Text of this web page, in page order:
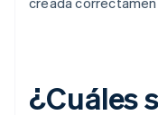
¿Cuáles